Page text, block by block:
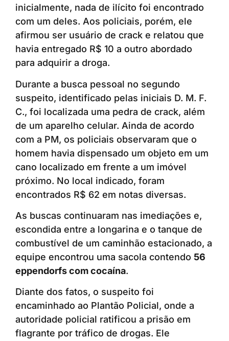
inicialmente, nada de ilícito foi encontrado
com um deles. Aos policiais, porém, ele
afirmou ser usuário de crack e relatou que
havia entregado R$ 10 a outro abordado
para adquirir a droga.
Durante a busca pessoal no segundo
suspeito, identificado pelas iniciais D. M. F.
C., foi localizada uma pedra de crack, além
de um aparelho celular. Ainda de acordo
com a PM, os policiais observaram que o
homem havia dispensado um objeto em um
cano localizado em frente a um imóvel
próximo. No local indicado, foram
encontrados R$ 62 em notas diversas.
As buscas continuaram nas imediações e,
escondida entre a longarina e o tanque de
combustível de um caminhão estacionado, a
equipe encontrou uma sacola contendo 56
eppendorfs com cocaína.
Diante dos fatos, o suspeito foi
encaminhado ao Plantão Policial, onde a
autoridade policial ratificou a prisão em
flagrante por tráfico de drogas. Ele